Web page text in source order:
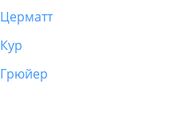
Церматт
Кур
Грюйер